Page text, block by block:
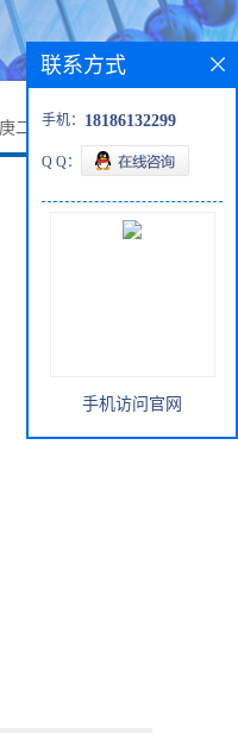
二烯醛丨2363-88-4
联系方式
手机： 18186132299
Q Q：
手机访问官网